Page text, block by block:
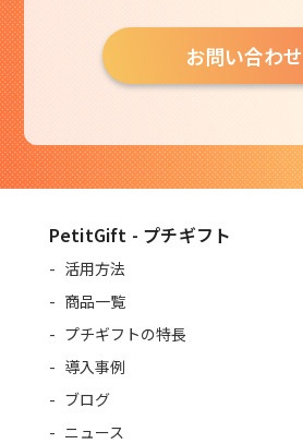
お問い合わせ
PetitGift - プチギフト
活用方法
商品一覧
プチギフトの特長
導入事例
ブログ
ニュース